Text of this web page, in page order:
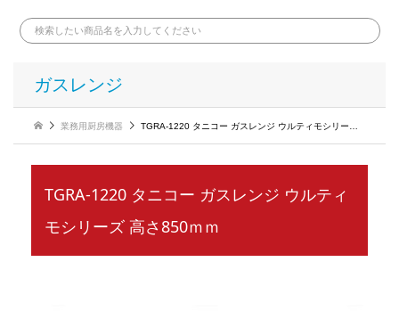
ガスレンジ
業務用厨房機器 TGRA-1220 タニコー ガスレンジ ウルティモシリーズ 高さ850ｍｍ
TGRA-1220 タニコー ガスレンジ ウルティ
モシリーズ 高さ850ｍｍ